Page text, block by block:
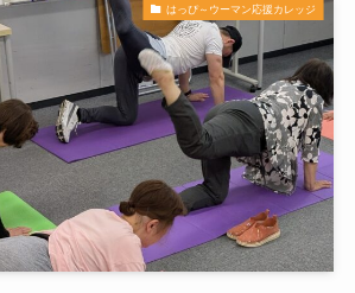
はっぴ～ウーマン応援カレッジ